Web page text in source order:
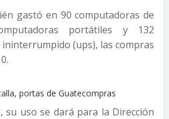
gastó en 90 computadoras de
portátiles y 132
(ups), las compras
portas de Guatecompras
su uso se dará para la Dirección